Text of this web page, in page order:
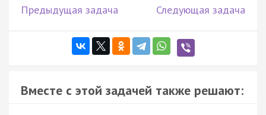
Предыдущая задача Следующая задача
Вместе с этой задачей также решают: